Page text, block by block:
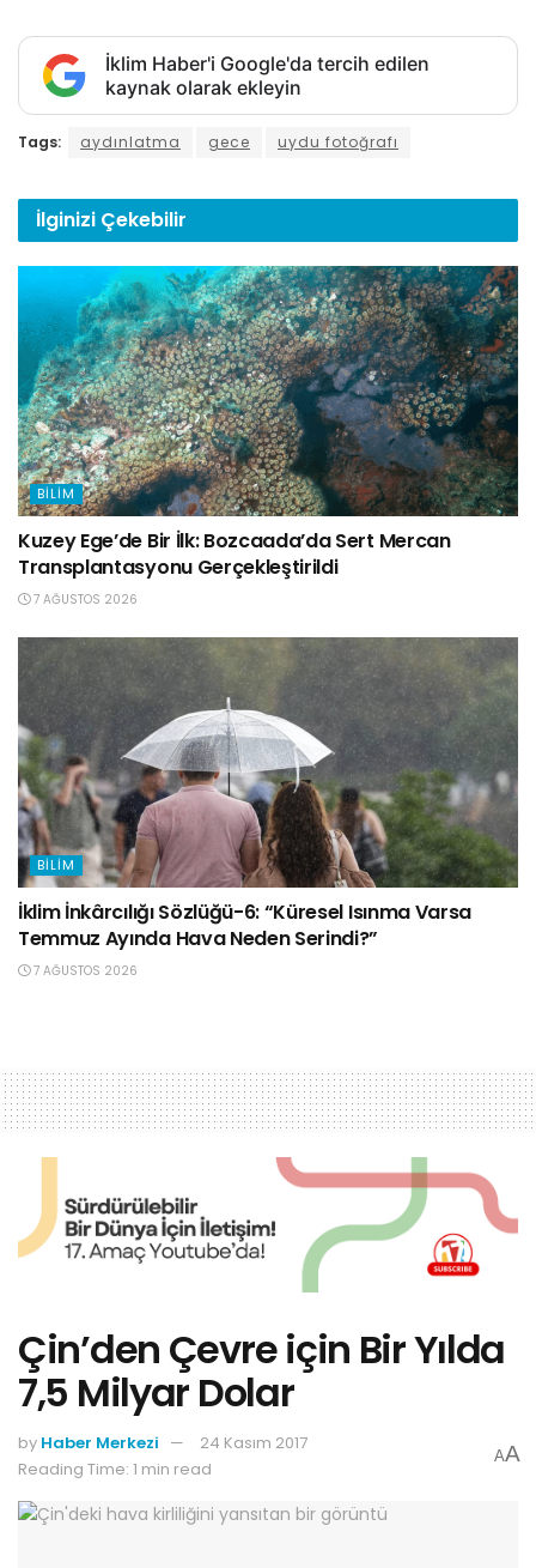
İklim Haber'i Google'da tercih edilen
kaynak olarak ekleyin
Tags: aydınlatma gece uydu fotoğrafı
İlginizi Çekebilir
BILIM
Kuzey Ege’de Bir İlk: Bozcaada’da Sert Mercan
Transplantasyonu Gerçekleştirildi
7 AĞUSTOS 2026
BILIM
İklim İnkârcılığı Sözlüğü-6: “Küresel Isınma Varsa
Temmuz Ayında Hava Neden Serindi?”
7 AĞUSTOS 2026
Çin’den Çevre için Bir Yılda
7,5 Milyar Dolar
by Haber Merkezi
24 Kasım 2017
Reading Time: 1 min read
AA